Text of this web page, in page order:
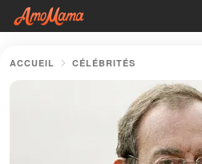
ACCUEIL CÉLÉBRITÉS